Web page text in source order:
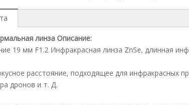
линза Описание:
19 мм F1.2 Инфракрасная линза ZnSe, длинная
расстояние, подходящее для инфракрасных
дронов и т. Д.